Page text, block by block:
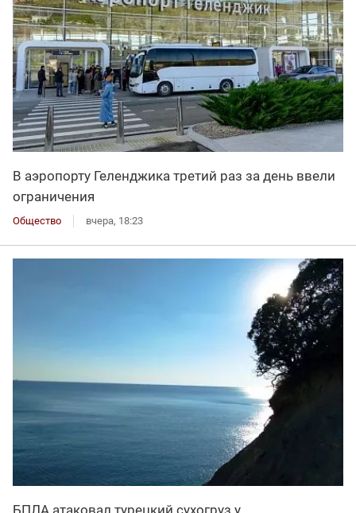
В аэропорту Геленджика третий раз за день ввели
ограничения
Общество вчера, 18:23
БПЛА атаковал турецкий сухогруз у